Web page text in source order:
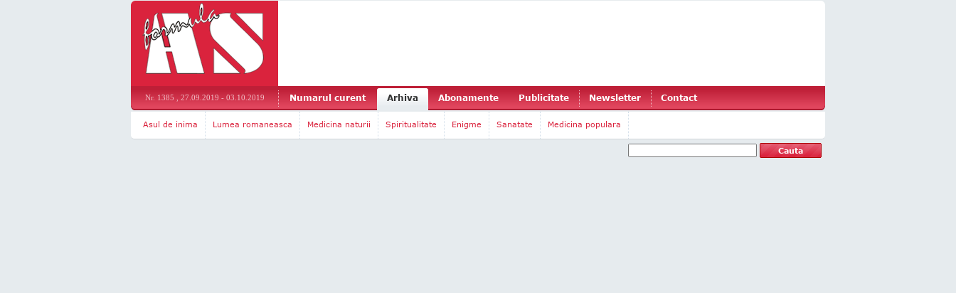
Nr. 1385 , 27.09.2019 - 03.10.2019 Numarul curent Arhiva Abonamente Publicitate Newsletter Contact
Asul de inima Lumea romaneasca Medicina naturii Spiritualitate Enigme Sanatate Medicina populara